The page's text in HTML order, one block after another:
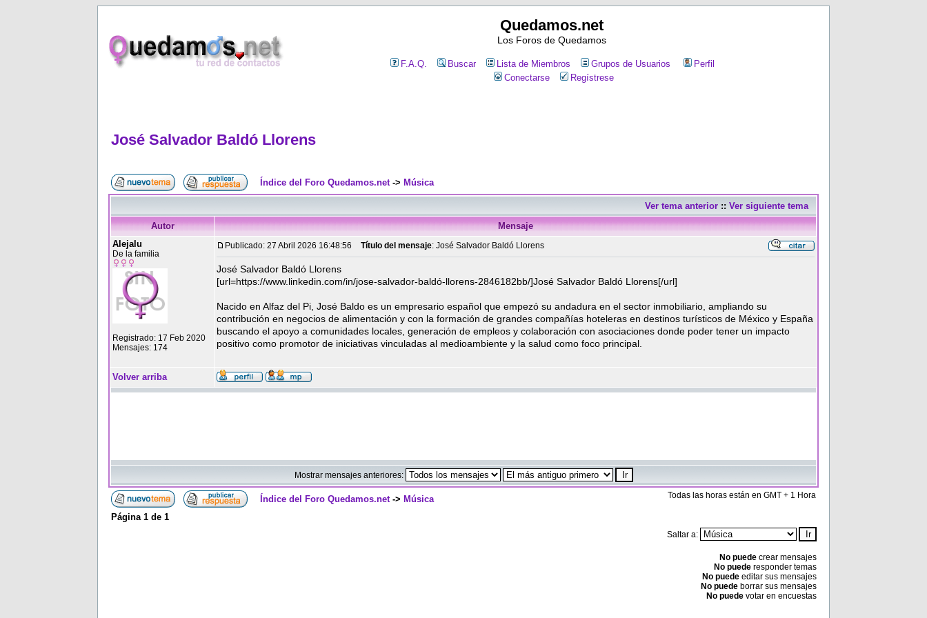
Quedamos.net
Los Foros de Quedamos
F.A.Q. Buscar Lista de Miembros Grupos de Usuarios
Perfil
Conectarse
Regístrese
José Salvador Baldó Llorens
Índice del Foro Quedamos.net-> Música
Ver tema anterior :: Ver siguiente tema
Autor
Mensaje
Alejalu
De la familia
Registrado: 17 Feb 2020
Mensajes: 174
Publicado: 27 Abril 2026 16:48:56 Título del mensaje: José Salvador Baldó Llorens
José Salvador Baldó Llorens
[url=https://www.linkedin.com/in/jose-salvador-baldó-llorens-2846182bb/]José Salvador Baldó Llorens[/url]
Nacido en Alfaz del Pi, José Baldo es un empresario español que empezó su andadura en el sector inmobiliario, ampliando su
contribución en negocios de alimentación y con la formación de grandes compañías hoteleras en destinos turísticos de México y España
buscando el apoyo a comunidades locales, generación de empleos y colaboración con asociaciones donde poder tener un impacto
positivo como promotor de iniciativas vinculadas al medioambiente y la salud como foco principal.
Volver arriba
Mostrar mensajes anteriores:
Índice del Foro Quedamos.net-> Música Todas las horas están en GMT + 1 Hora
Página 1 de 1
Saltar a:
No puede crear mensajes
No puede responder temas
No puede editar sus mensajes
No puede borrar sus mensajes
No puede votar en encuestas